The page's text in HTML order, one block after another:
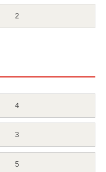
2
4
3
5